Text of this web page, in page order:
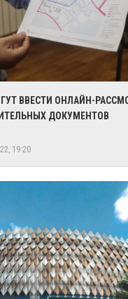
ВВЕСТИ ОНЛАЙН-
ДОКУМЕНТОВ
19:20